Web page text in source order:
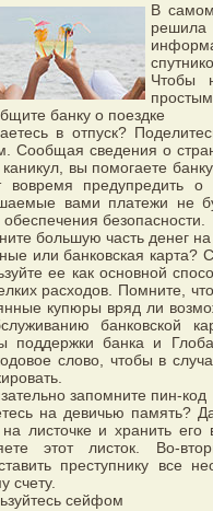
В
Чтобы
банку о поездке
в отпуск?
Сообщая сведения о
вы помогаете
вовремя предупредить
вами платежи не
безопасности.
большую часть денег на
или банковская карта?
ее как основной
расходов. Помните,
купюры вряд ли
банковской
поддержки банка и
слово, чтобы в
запомните пин-код
на девичью память?
на листочке и хранить
этот листок. Во-
преступнику все
счету.
сейфом